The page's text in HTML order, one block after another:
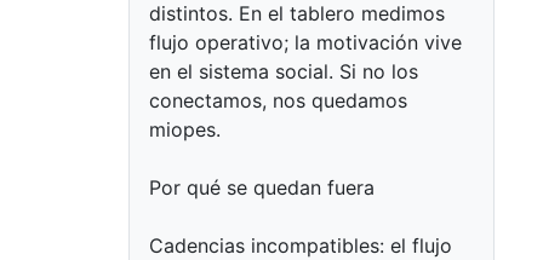
distintos. En el tablero medimos
flujo operativo; la motivación vive
en el sistema social. Si no los
conectamos, nos quedamos
miopes.
Por qué se quedan fuera
Cadencias incompatibles: el flujo